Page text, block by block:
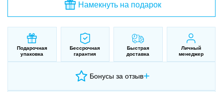
Намекнуть на подарок
Подарочная
упаковка
Бессрочная
гарантия
Быстрая
доставка
Личный
менеджер
Бонусы за отзыв+